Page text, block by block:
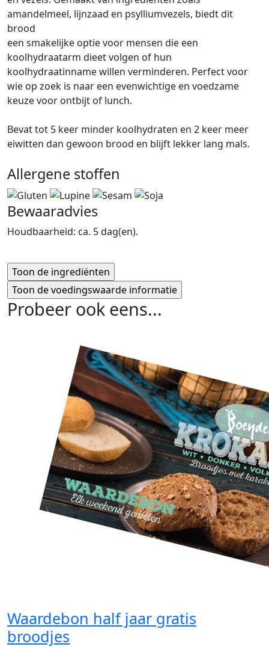
amandelmeel, lijnzaad en psylliumvezels, biedt dit
brood
een smakelijke optie voor mensen die een
koolhydraatarm dieet volgen of hun
koolhydraatinname willen verminderen. Perfect voor
wie op zoek is naar een evenwichtige en voedzame
keuze voor ontbijt of lunch.
Bevat tot 5 keer minder koolhydraten en 2 keer meer
eiwitten dan gewoon brood en blijft lekker lang mals.
Allergene stoffen
Bewaaradvies
Houdbaarheid: ca. 5 dag(en).
Probeer ook eens...
Waardebon half jaar gratis
broodjes